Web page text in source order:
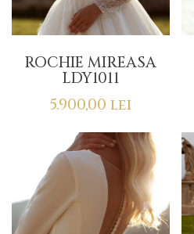
ROCHIE MIREASA
LDY1011
5.900,00lei